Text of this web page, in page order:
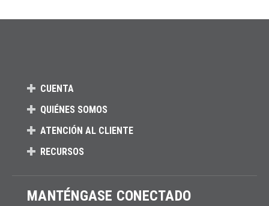
CUENTA
QUIÉNES SOMOS
ATENCIÓN AL CLIENTE
RECURSOS
MANTÉNGASE CONECTADO